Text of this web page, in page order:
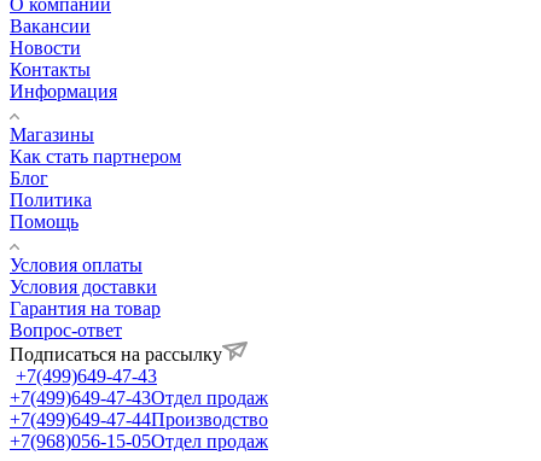
О компании
Вакансии
Новости
Контакты
Информация
Магазины
Как стать партнером
Блог
Политика
Помощь
Условия оплаты
Условия доставки
Гарантия на товар
Вопрос-ответ
Подписаться на рассылку
+7(499)649-47-43
+7(499)649-47-43Отдел продаж
+7(499)649-47-44Производство
+7(968)056-15-05Отдел продаж